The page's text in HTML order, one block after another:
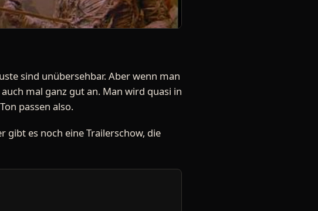
sind unübersehbar. Aber wenn man
mal ganz gut an. Man wird quasi in
passen also.
gibt es noch eine Trailerschow, die